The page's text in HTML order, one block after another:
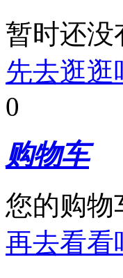
暂时还没
先去逛逛
0
购物车
您的购物
再去看看